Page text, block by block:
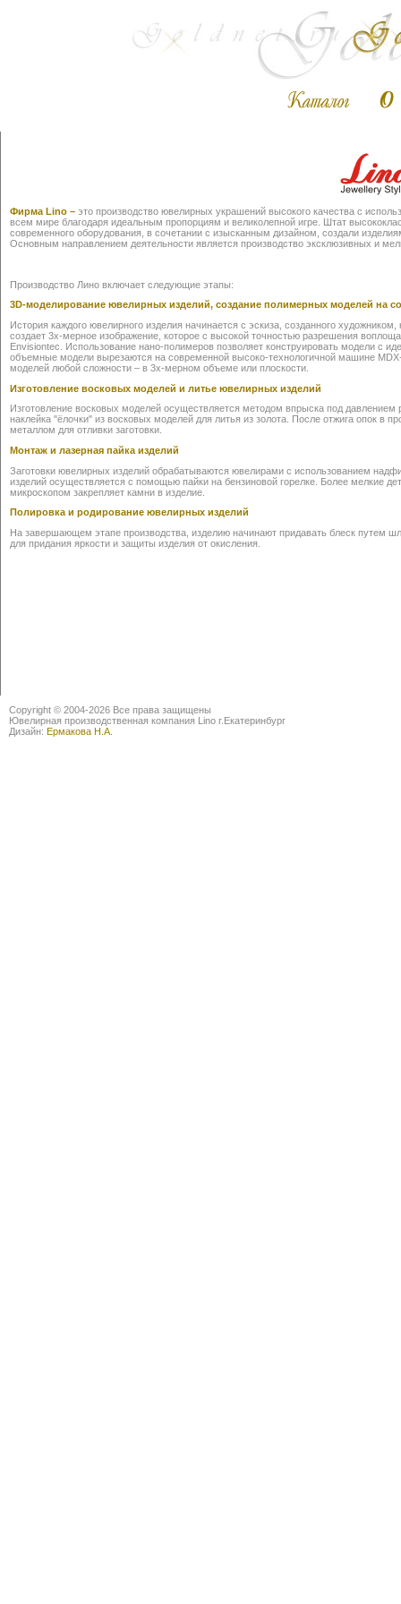
Фирма Lino – это производство ювелирных украшений высокого качества с
всем мире благодаря идеальным пропорциям и великолепной игре. Штат
современного оборудования, в сочетании с изысканным дизайном, создали
Основным направлением деятельности является производство эксклюзивных и
Производство Лино включает следующие этапы:
3D-моделирование ювелирных изделий, создание полимерных моделей на
История каждого ювелирного изделия начинается с эскиза, созданного
создает 3х-мерное изображение, которое с высокой точностью разрешения
Envisiontec. Использование нано-полимеров позволяет конструировать модели с
объемные модели вырезаются на современной высоко-технологичной машине
моделей любой сложности – в 3х-мерном объеме или плоскости.
Изготовление восковых моделей и литье ювелирных изделий
Изготовление восковых моделей осуществляется методом впрыска под
наклейка "ёлочки" из восковых моделей для литья из золота. После отжига опок
металлом для отливки заготовки.
Монтаж и лазерная пайка изделий
Заготовки ювелирных изделий обрабатываются ювелирами с использованием
изделий осуществляется с помощью пайки на бензиновой горелке. Более мелкие
микроскопом закрепляет камни в изделие.
Полировка и родирование ювелирных изделий
На завершающем этапе производства, изделию начинают придавать блеск путем
для придания яркости и защиты изделия от окисления.
Copyright © 2004-2026 Все права защищены
Ювелирная производственная компания Lino г.Екатеринбург
Дизайн: Ермакова Н.А.